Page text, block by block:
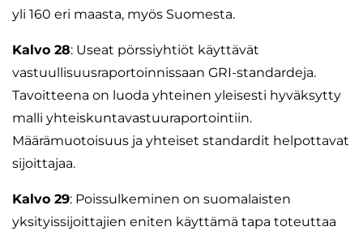
yli 160 eri maasta, myös Suomesta.
Kalvo 28: Useat pörssiyhtiöt käyttävät
vastuullisuusraportoinnissaan GRI-standardeja.
Tavoitteena on luoda yhteinen yleisesti hyväksytty
malli yhteiskuntavastuuraportointiin.
Määrämuotoisuus ja yhteiset standardit helpottavat
sijoittajaa.
Kalvo 29: Poissulkeminen on suomalaisten
yksityissijoittajien eniten käyttämä tapa toteuttaa